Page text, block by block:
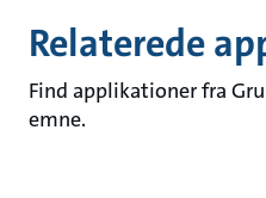
Relaterede
Find applikationer fra
emne.